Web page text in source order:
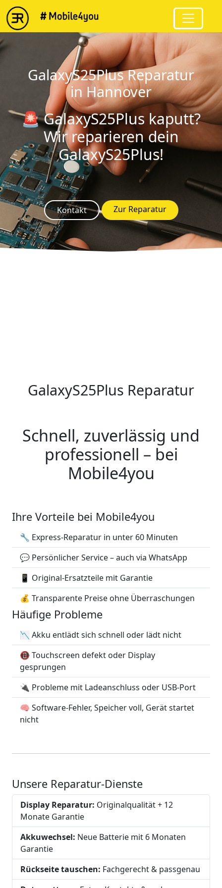
string(13) "GalaxyS25Plus"
GalaxyS25Plus Reparatur
in Hannover
🚨 GalaxyS25Plus kaputt?
Wir reparieren dein
GalaxyS25Plus!
Kontakt Zur Reparatur
GalaxyS25Plus Reparatur
Schnell, zuverlässig und
professionell – bei
Mobile4you
Ihre Vorteile bei Mobile4you
🔧 Express-Reparatur in unter 60 Minuten
💬 Persönlicher Service – auch via WhatsApp
📱 Original-Ersatzteile mit Garantie
💰 Transparente Preise ohne Überraschungen
Häufige Probleme
📉 Akku entlädt sich schnell oder lädt nicht
📵 Touchscreen defekt oder Display
gesprungen
🔌 Probleme mit Ladeanschluss oder USB-Port
🧠 Software-Fehler, Speicher voll, Gerät startet
nicht
Unsere Reparatur-Dienste
Display Reparatur: Originalqualität + 12
Monate Garantie
Akkuwechsel: Neue Batterie mit 6 Monaten
Garantie
Rückseite tauschen: Fachgerecht & passgenau